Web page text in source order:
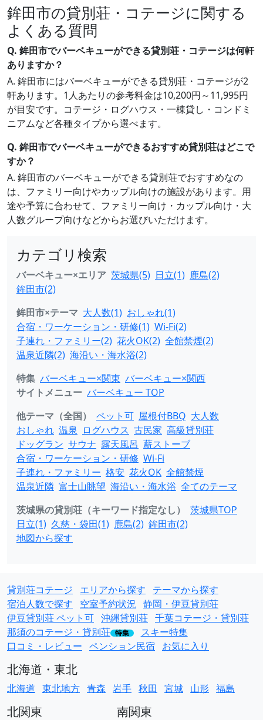
鉾田市の貸別荘・コテージに関する
よくある質問
Q. 鉾田市でバーベキューができる貸別荘・コテージは何軒
ありますか？
A. 鉾田市にはバーベキューができる貸別荘・コテージが2
軒あります。1人あたりの参考料金は10,200円～11,995円
が目安です。コテージ・ログハウス・一棟貸し・コンドミ
ニアムなど各種タイプから選べます。
Q. 鉾田市でバーベキューができるおすすめ貸別荘はどこで
すか？
A. 鉾田市のバーベキューができる貸別荘でおすすめなの
は、ファミリー向けやカップル向けの施設があります。用
途や予算に合わせて、ファミリー向け・カップル向け・大
人数グループ向けなどからお選びいただけます。
カテゴリ検索
バーベキュー×エリア 茨城県(5) 日立(1) 鹿島(2)
鉾田市(2)
鉾田市×テーマ 大人数(1) おしゃれ(1)
合宿・ワーケーション・研修(1) Wi-Fi(2)
子連れ・ファミリー(2) 花火OK(2) 全館禁煙(2)
温泉近隣(2) 海沿い・海水浴(2)
特集 バーベキュー×関東 バーベキュー×関西
サイトメニュー バーベキュー TOP
他テーマ（全国）
ペット可 屋根付BBQ 大人数
おしゃれ 温泉 ログハウス 古民家 高級貸別荘
ドッグラン サウナ 露天風呂 薪ストーブ
合宿・ワーケーション・研修 Wi-Fi
子連れ・ファミリー 格安 花火OK 全館禁煙
温泉近隣 富士山眺望 海沿い・海水浴 全てのテーマ
茨城県の貸別荘（キーワード指定なし）
茨城県TOP
日立(1) 久慈・袋田(1) 鹿島(2) 鉾田市(2)
地図から探す
貸別荘コテージ エリアから探す
テーマから探す
宿泊人数で探す
空室予約状況 静岡・伊豆貸別荘
伊豆貸別荘 ペット可 沖縄貸別荘 千葉コテージ・貸別荘
那須のコテージ・貸別荘 特集
スキー特集
口コミ・レビュー ペンション民宿 お気に入り
北海道・東北
北海道 東北地方 青森 岩手 秋田 宮城 山形 福島
北関東 南関東